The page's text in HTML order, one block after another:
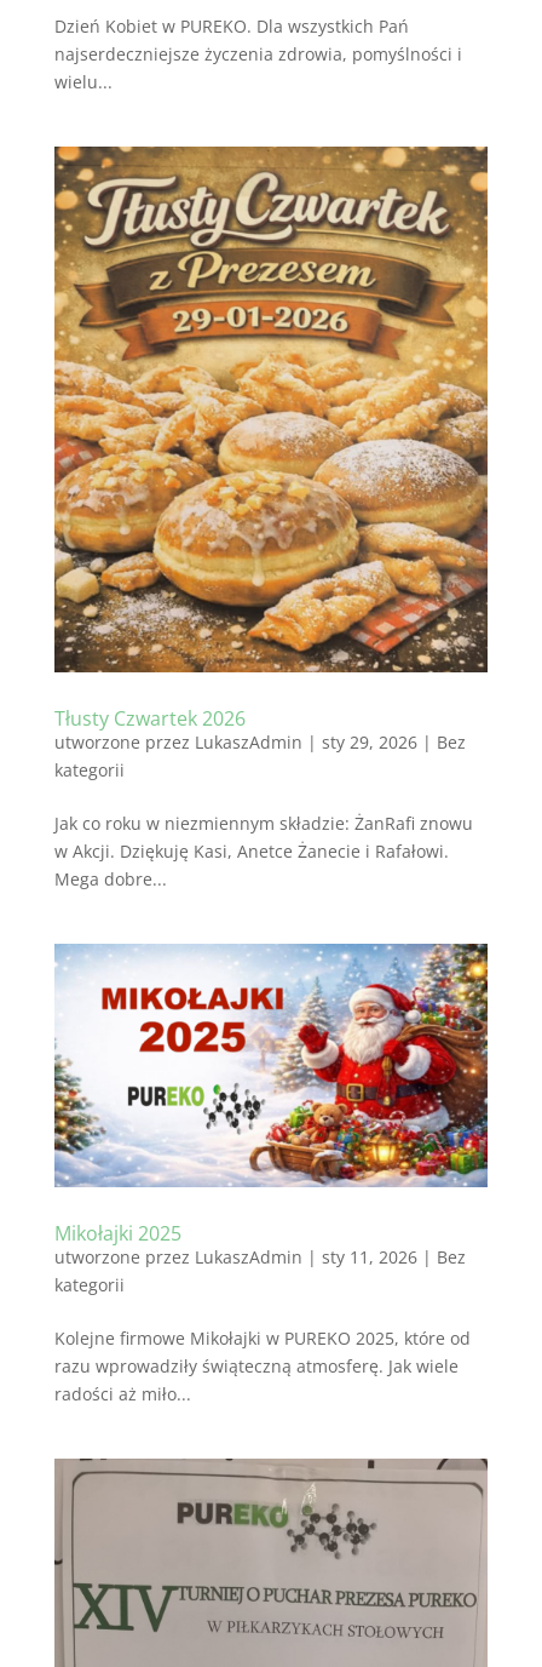
Dzień Kobiet w PUREKO. Dla wszystkich Pań
najserdeczniejsze życzenia zdrowia, pomyślności i
wielu...
Tłusty Czwartek 2026
utworzone przez LukaszAdmin | sty 29, 2026| Bez
kategorii
Jak co roku w niezmiennym składzie: ŻanRafi znowu
w Akcji. Dziękuję Kasi, Anetce Żanecie i Rafałowi.
Mega dobre...
Mikołajki 2025
utworzone przez LukaszAdmin | sty 11, 2026| Bez
kategorii
Kolejne firmowe Mikołajki w PUREKO 2025, które od
razu wprowadziły świąteczną atmosferę. Jak wiele
radości aż miło...